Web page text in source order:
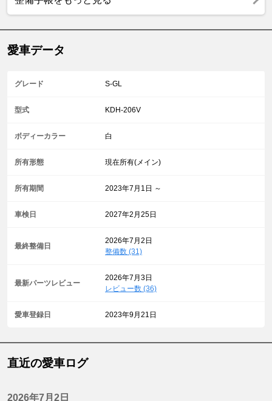
愛車データ
グレード S-GL
型式 KDH-206V
ボディーカラー 白
所有形態 現在所有(メイン)
所有期間 2023年7月1日 ～
車検日 2027年2月25日
最終整備日
2026年7月2日
整備数 (31)
最新パーツレビュー
2026年7月3日
レビュー数 (36)
愛車登録日 2023年9月21日
直近の愛車ログ
2026年7月2日